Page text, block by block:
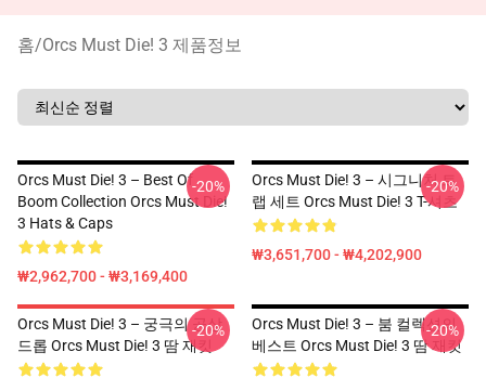
홈/Orcs Must Die! 3 제품정보
Orcs Must Die! 3 – Best Of
Boom Collection Orcs Must Die!
3 Hats & Caps
₩2,962,700 - ₩3,169,400
-20%
Orcs Must Die! 3 – 시그니처 트
랩 세트 Orcs Must Die! 3 T-셔츠
₩3,651,700 - ₩4,202,900
-20%
Orcs Must Die! 3 – 궁극의 공상
드롭 Orcs Must Die! 3 땀 재킷
-20%
Orcs Must Die! 3 – 붐 컬렉션의
베스트 Orcs Must Die! 3 땀 재킷
-20%